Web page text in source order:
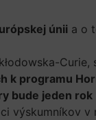
únii a o
Curie,
k programu
bude jeden rok
výskumníkov v